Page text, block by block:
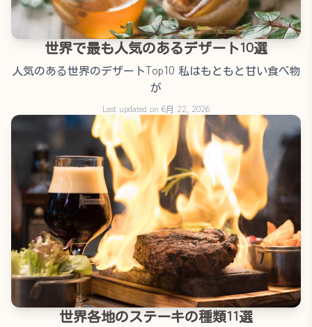
世界で最も人気のあるデザート10選
人気のある世界のデザートTop10 私はもともと甘い食べ物
が
Last updated on 6月 22, 2026
世界各地のステーキの種類11選